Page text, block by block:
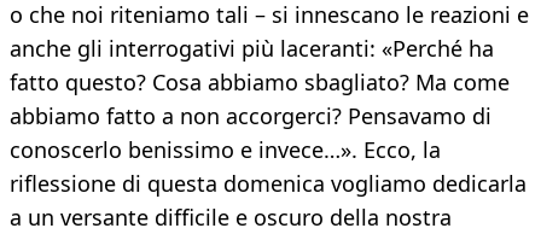
o che noi riteniamo tali – si innescano le reazioni e
anche gli interrogativi più laceranti: «Perché ha
fatto questo? Cosa abbiamo sbagliato? Ma come
abbiamo fatto a non accorgerci? Pensavamo di
conoscerlo benissimo e invece…». Ecco, la
riflessione di questa domenica vogliamo dedicarla
a un versante difficile e oscuro della nostra